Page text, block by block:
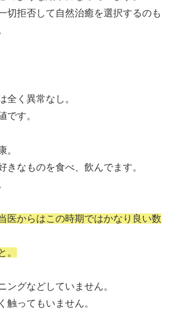
切拒否して自然治癒を選択するのも
全く異常なし。
です。
。
きなものを食べ、飲んでます。
医からはこの時期ではかなり良い数
。
ングなどしていません。
触ってもいません。